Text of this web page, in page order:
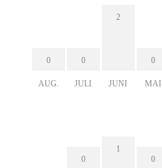
0
AUG.
0
JULI
2
JUNI
0
MAI
0
1
0